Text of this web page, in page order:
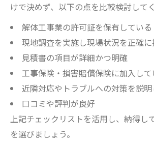
けで決めず、以下の点を比較検討して
解体工事業の許可証を保有している
現地調査を実施し現場状況を正確
見積書の項目が詳細かつ明確
工事保険・損害賠償保険に加入して
近隣対応やトラブルへの対策を説
口コミや評判が良好
上記チェックリストを活用し、納得し
を選びましょう。